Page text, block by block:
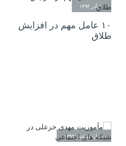
۳۰ آذر ۱۳۹۴
۱۰ عامل مهم در افزایش
طلاق
۱۰ اردیبهشت ۱۳۹۴